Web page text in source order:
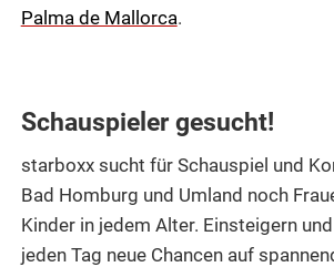
Palma de Mallorca.
Schauspieler gesucht!
starboxx sucht für Schauspiel und
Bad Homburg und Umland noch
Kinder in jedem Alter. Einsteigern
jeden Tag neue Chancen auf